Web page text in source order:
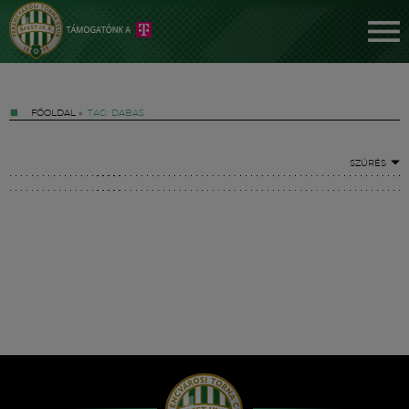
FŐOLDAL » TAG: DABAS
SZŰRÉS
Hírek